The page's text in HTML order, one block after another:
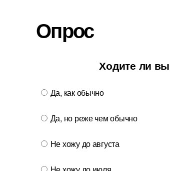
Опрос
Ходите ли
Да, как обычно
Да, но реже чем обычно
Не хожу до августа